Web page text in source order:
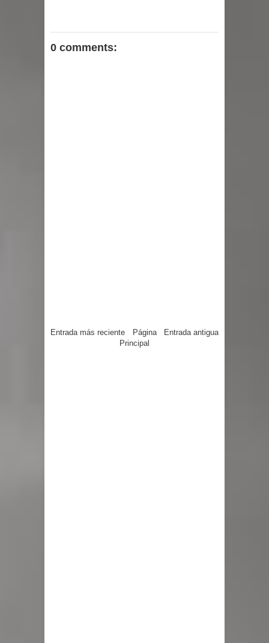
0 comments:
Entrada más reciente Entrada antigua
Página
Principal